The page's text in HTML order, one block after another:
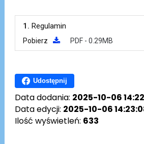
1. Regulamin
Pobierz PDF - 0.29MB
Udostępnij
Data dodania: 2025-10-06
Data edycji: 2025-10-06
Ilość wyświetleń: 633